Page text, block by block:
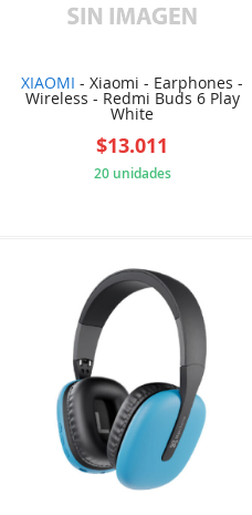
XIAOMI - Xiaomi - Earphones -
Wireless - Redmi Buds 6 Play
White
$13.011
20 unidades